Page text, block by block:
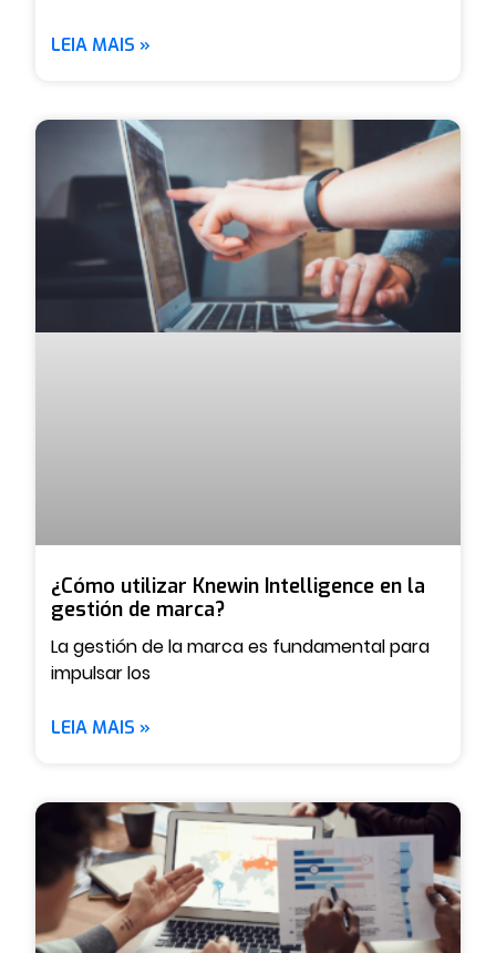
LEIA MAIS »
¿Cómo utilizar Knewin Intelligence en la
gestión de marca?
La gestión de la marca es fundamental para
impulsar los
LEIA MAIS »